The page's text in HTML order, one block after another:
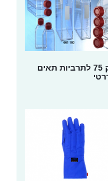
פלסק 75 לתרביות תאים